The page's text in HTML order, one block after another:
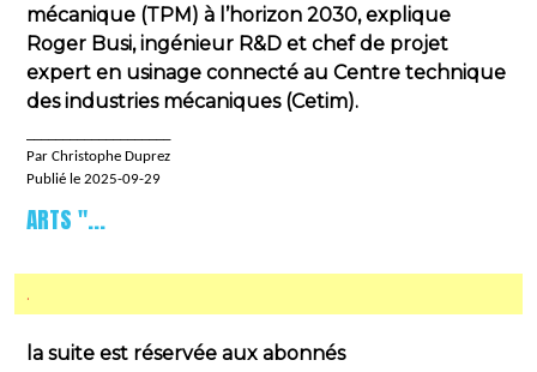
mécanique (TPM) à l’horizon 2030, explique
Roger Busi, ingénieur R&D et chef de projet
expert en usinage connecté au Centre technique
des industries mécaniques (Cetim).
Par Christophe Duprez
Publié le 2025-09-29
ARTS "...
.
la suite est réservée aux abonnés